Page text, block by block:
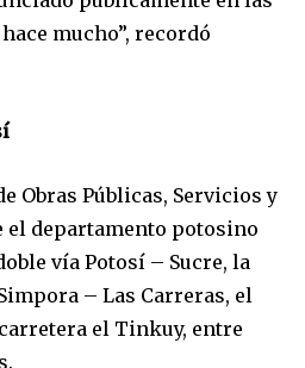
mucho”, recordó
Obras Públicas, Servicios y
departamento potosino
vía Potosí – Sucre, la
– Las Carreras, el
el Tinkuy, entre